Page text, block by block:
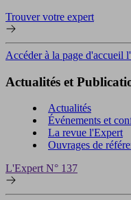
Trouver votre expert
Accéder à la page d'accueil
Actualités et
Actualités
Événements et
La revue l'Expert
Ouvrages de
L'Expert N° 137